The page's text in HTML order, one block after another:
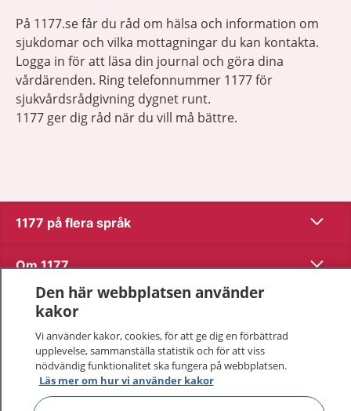
På 1177.se får du råd om hälsa och information om
sjukdomar och vilka mottagningar du kan kontakta.
Logga in för att läsa din journal och göra dina
vårdärenden. Ring telefonnummer 1177 för
sjukvårdsrådgivning dygnet runt.
1177 ger dig råd när du vill må bättre.
1177 på flera språk Visa
Om 1177 Visa
Kontakt
Behandling av personuppgifter
Hantering av kakor
Den här webbplatsen använder
kakor
Vi använder kakor, cookies, för att ge dig en förbättrad
upplevelse, sammanställa statistik och för att viss
nödvändig funktionalitet ska fungera på webbplatsen.
Läs mer om hur vi använder kakor